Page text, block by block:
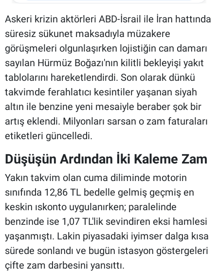
Askeri krizin aktörleri ABD-İsrail ile İran hattında
süresiz sükunet maksadıyla müzakere
görüşmeleri olgunlaşırken lojistiğin can damarı
sayılan Hürmüz Boğazı'nın kilitli bekleyişi yakıt
tablolarını hareketlendirdi. Son olarak dünkü
takvimde ferahlatıcı kesintiler yaşanan siyah
altın ile benzine yeni mesaiyle beraber şok bir
artış eklendi. Milyonları sarsan o zam faturaları
etiketleri güncelledi.
Düşüşün Ardından İki Kaleme Zam
Yakın takvim olan cuma diliminde motorin
sınıfında 12,86 TL bedelle gelmiş geçmiş en
keskin ıskonto uygulanırken; paralelinde
benzinde ise 1,07 TL'lik sevindiren eksi hamlesi
yaşanmıştı. Lakin piyasadaki iyimser dalga kısa
sürede sonlandı ve bugün istasyon göstergeleri
çifte zam darbesini yansıttı.